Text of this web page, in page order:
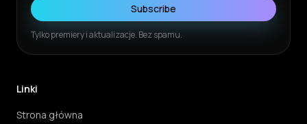
Subscribe
Tylko premiery i aktualizacje. Bez spamu.
Linki
Strona główna